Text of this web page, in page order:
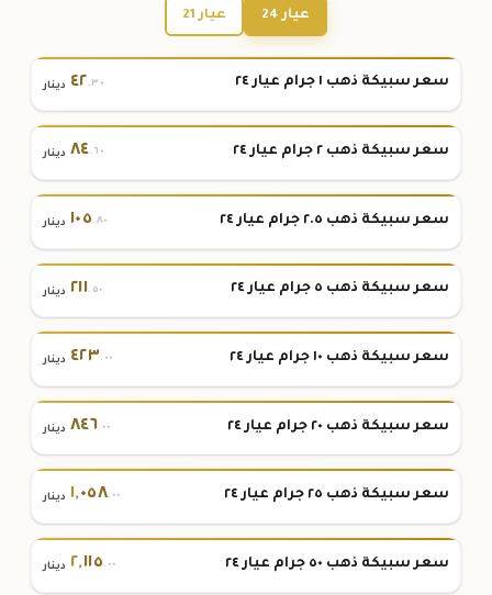
عيار 24 عيار 21
سعر سبيكة ذهب ١ جرام عيار ٢٤ ٤٢.٣٠ دينار
سعر سبيكة ذهب ٢ جرام عيار ٢٤ ٨٤.٦٠ دينار
سعر سبيكة ذهب ٢.٥ جرام عيار ٢٤ ١٠٥.٨٠ دينار
سعر سبيكة ذهب ٥ جرام عيار ٢٤ ٢١١.٥٠ دينار
سعر سبيكة ذهب ١٠ جرام عيار ٢٤ ٤٢٣.٠٠ دينار
سعر سبيكة ذهب ٢٠ جرام عيار ٢٤ ٨٤٦.٠٠ دينار
سعر سبيكة ذهب ٢٥ جرام عيار ٢٤ ١,٠٥٨.٠٠ دينار
سعر سبيكة ذهب ٥٠ جرام عيار ٢٤ ٢,١١٥.٠٠ دينار